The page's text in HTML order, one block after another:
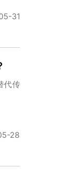
31
代传
28